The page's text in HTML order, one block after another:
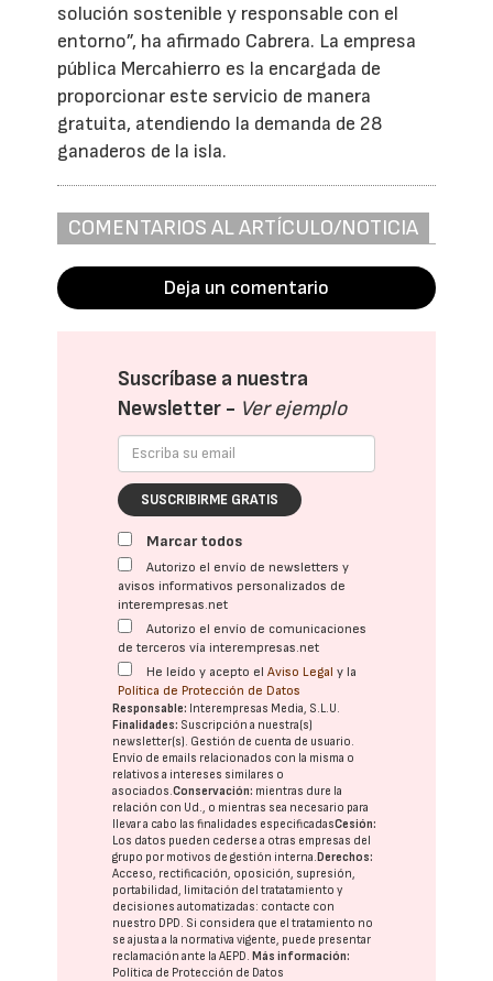
solución sostenible y responsable con el
entorno”, ha afirmado Cabrera. La empresa
pública Mercahierro es la encargada de
proporcionar este servicio de manera
gratuita, atendiendo la demanda de 28
ganaderos de la isla.
COMENTARIOS AL ARTÍCULO/NOTICIA
Deja un comentario
Suscríbase a nuestra
Newsletter - Ver ejemplo
SUSCRIBIRME GRATIS
Marcar todos
Autorizo el envío de newsletters y
avisos informativos personalizados de
interempresas.net
Autorizo el envío de comunicaciones
de terceros vía interempresas.net
He leído y acepto elAviso Legal y la
Política de Protección de Datos
Responsable: Interempresas Media, S.L.U.
Finalidades: Suscripción a nuestra(s)
newsletter(s). Gestión de cuenta de usuario.
Envío de emails relacionados con la misma o
relativos a intereses similares o
asociados.Conservación: mientras dure la
relación con Ud., o mientras sea necesario para
llevar a cabo las finalidades especificadasCesión:
Los datos pueden cederse a otras empresas del
grupo por motivos de gestión interna.Derechos:
Acceso, rectificación, oposición, supresión,
portabilidad, limitación del tratatamiento y
decisiones automatizadas: contacte con
nuestro DPD. Si considera que el tratamiento no
se ajusta a la normativa vigente, puede presentar
reclamación ante laAEPD.Más información:
Política de Protección de Datos